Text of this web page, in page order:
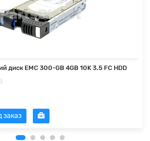
диск EMC 300-GB 4GB 10K 3.5 FC HDD
заказ